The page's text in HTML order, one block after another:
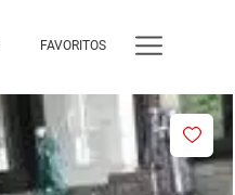
FAVORITOS